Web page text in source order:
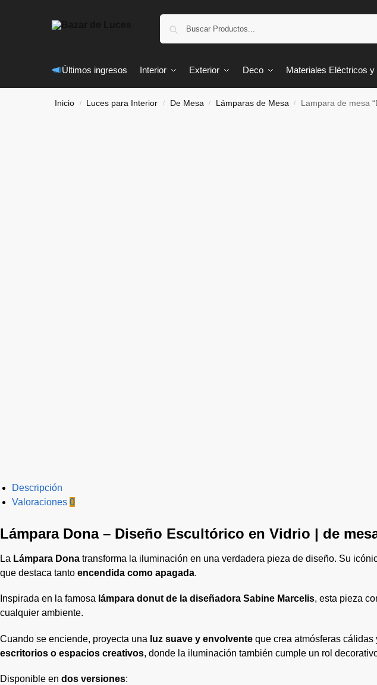
Últimos ingresos Interior Exterior Deco Materiales Eléctricos y
Inicio / Luces para Interior / De Mesa / Lámparas de Mesa / Lampara de mesa
Descripción
Valoraciones 0
Lámpara Dona – Diseño Escultórico en Vidrio | de
La Lámpara Dona transforma la iluminación en una verdadera pieza de diseño. Su
que destaca tanto encendida como apagada.
Inspirada en la famosa lámpara donut de la diseñadora Sabine Marcelis, esta pieza
cualquier ambiente.
Cuando se enciende, proyecta una luz suave y envolvente que crea atmósferas
escritorios o espacios creativos, donde la iluminación también cumple un rol
Disponible en dos versiones: